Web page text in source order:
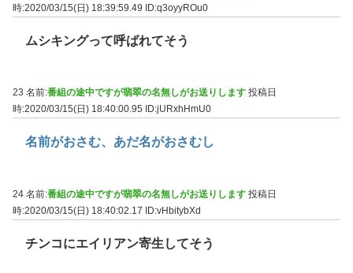
時:2020/03/15(日) 18:39:59.49 ID:q3oyyROu0
ムシキングって呼ばれてそう
23 名前:番組の途中ですが翡翠の名無しがお送りします 投稿日
時:2020/03/15(日) 18:40:00.95
ID:jURxhHmU0
名前がおさむ、あだ名がおさむし
24 名前:番組の途中ですが翡翠の名無しがお送りします 投稿日
時:2020/03/15(日) 18:40:02.17 ID:vHbitybXd
チンコにエイリアン寄生してそう